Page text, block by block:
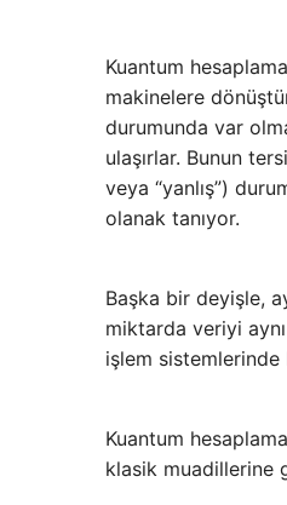
Kuantum
makinelere
durumunda var
ulaşırlar. Bunun
veya “yanlış”)
olanak tanıyor.
Başka bir deyişle,
miktarda veriyi
işlem sistemlerinde
Kuantum
klasik muadillerine